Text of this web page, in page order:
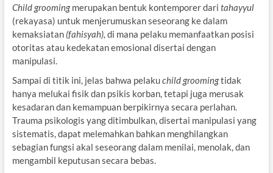
Child groomingmerupakan bentuk kontemporer dari tahayyul
(rekayasa) untuk menjerumuskan seseorang ke dalam
kemaksiatan (fahisyah), di mana pelaku memanfaatkan posisi
otoritas atau kedekatan emosional disertai dengan
manipulasi.
Sampai di titik ini, jelas bahwa pelakuchild groomingtidak
hanya melukai fisik dan psikis korban, tetapi juga merusak
kesadaran dan kemampuan berpikirnya secara perlahan.
Trauma psikologis yang ditimbulkan, disertai manipulasi yang
sistematis, dapat melemahkan bahkan menghilangkan
sebagian fungsi akal seseorang dalam menilai, menolak, dan
mengambil keputusan secara bebas.